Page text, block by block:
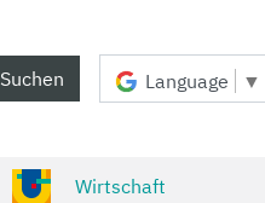
Suchen Language ▼
Wirtschaft